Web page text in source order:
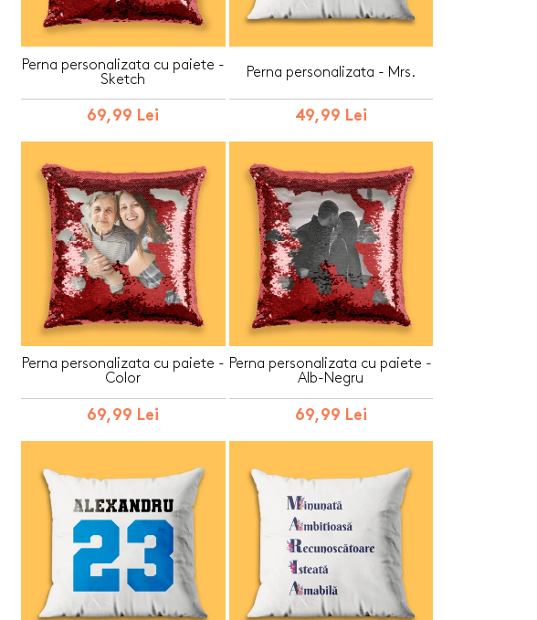
Perna personalizata cu paiete -
Sketch
69,99 Lei
Perna personalizata - Mrs.
49,99 Lei
Perna personalizata cu paiete -
Color
69,99 Lei
Perna personalizata cu paiete -
Alb-Negru
69,99 Lei